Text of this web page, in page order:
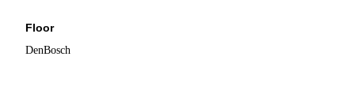
Floor
DenBosch